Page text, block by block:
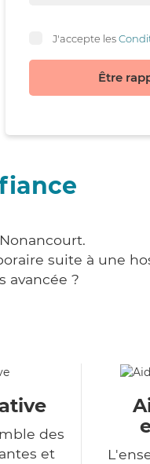
J'accepte les
Être
suite à une
avancée ?
des
et